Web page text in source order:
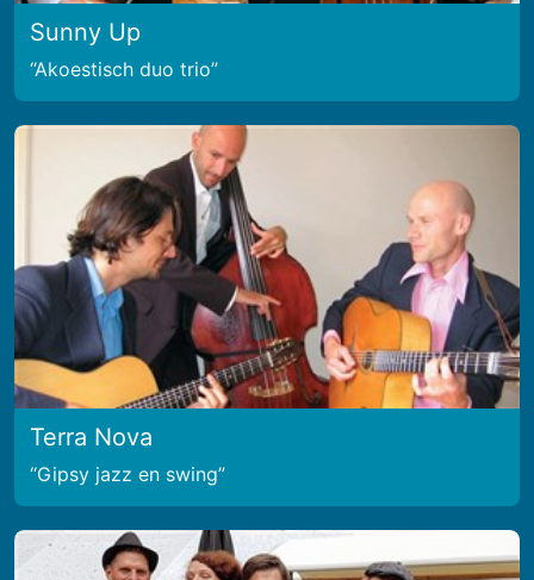
Sunny Up
Akoestisch duo trio
Terra Nova
Gipsy jazz en swing